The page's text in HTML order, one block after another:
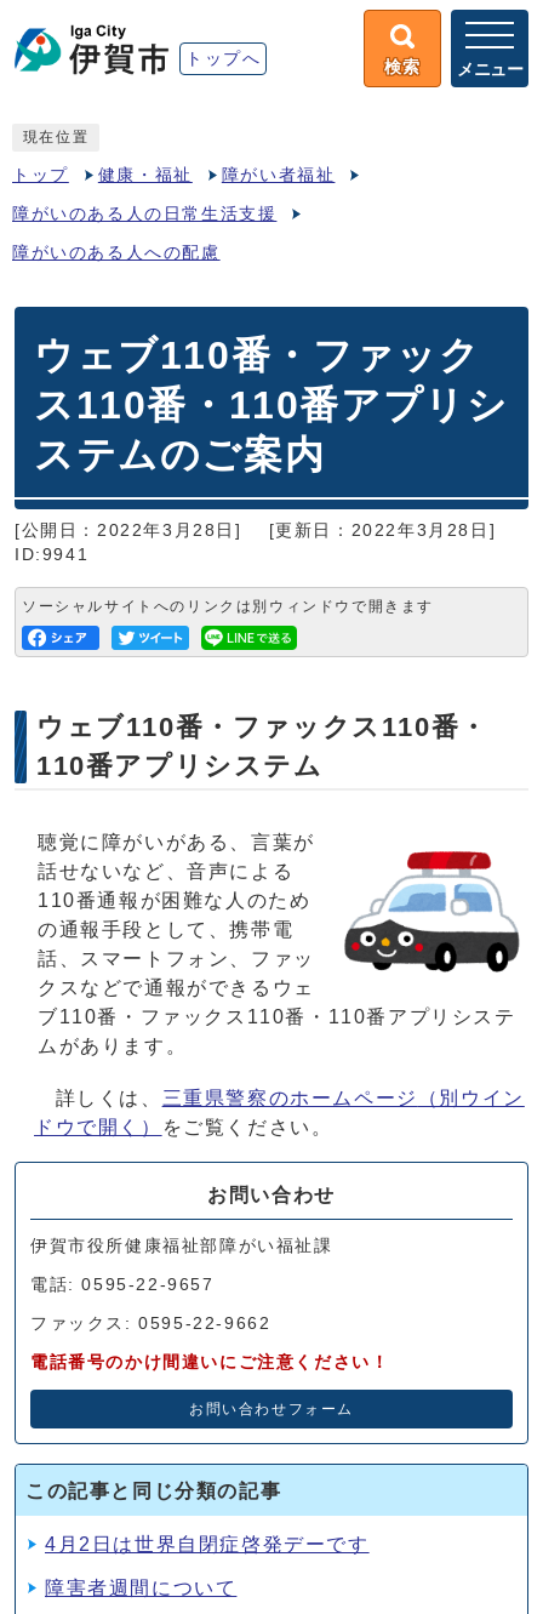
トップへ 検索 メニュー
現在位置
トップ 健康・福祉 障がい者福祉
障がいのある人の日常生活支援
障がいのある人への配慮
ウェブ110番・ファック
ス110番・110番アプリシ
ステムのご案内
[公開日：2022年3月28日]
[更新日：2022年3月28日]
ID:9941
ソーシャルサイトへのリンクは別ウィンドウで開きます
ウェブ110番・ファックス110番・
110番アプリシステム
聴覚に障がいがある、言葉が
話せないなど、音声による
110番通報が困難な人のため
の通報手段として、携帯電
話、スマートフォン、ファッ
クスなどで通報ができるウェ
ブ110番・ファックス110番・110番アプリシステ
ムがあります。
詳しくは、 三重県警察のホームページ
（別ウイン
ドウで開く）
をご覧ください。
お問い合わせ
伊賀市役所健康福祉部障がい福祉課
電話: 0595-22-9657
ファックス: 0595-22-9662
電話番号のかけ間違いにご注意ください！
お問い合わせフォーム
この記事と同じ分類の記事
4月2日は世界自閉症啓発デーです
障害者週間について